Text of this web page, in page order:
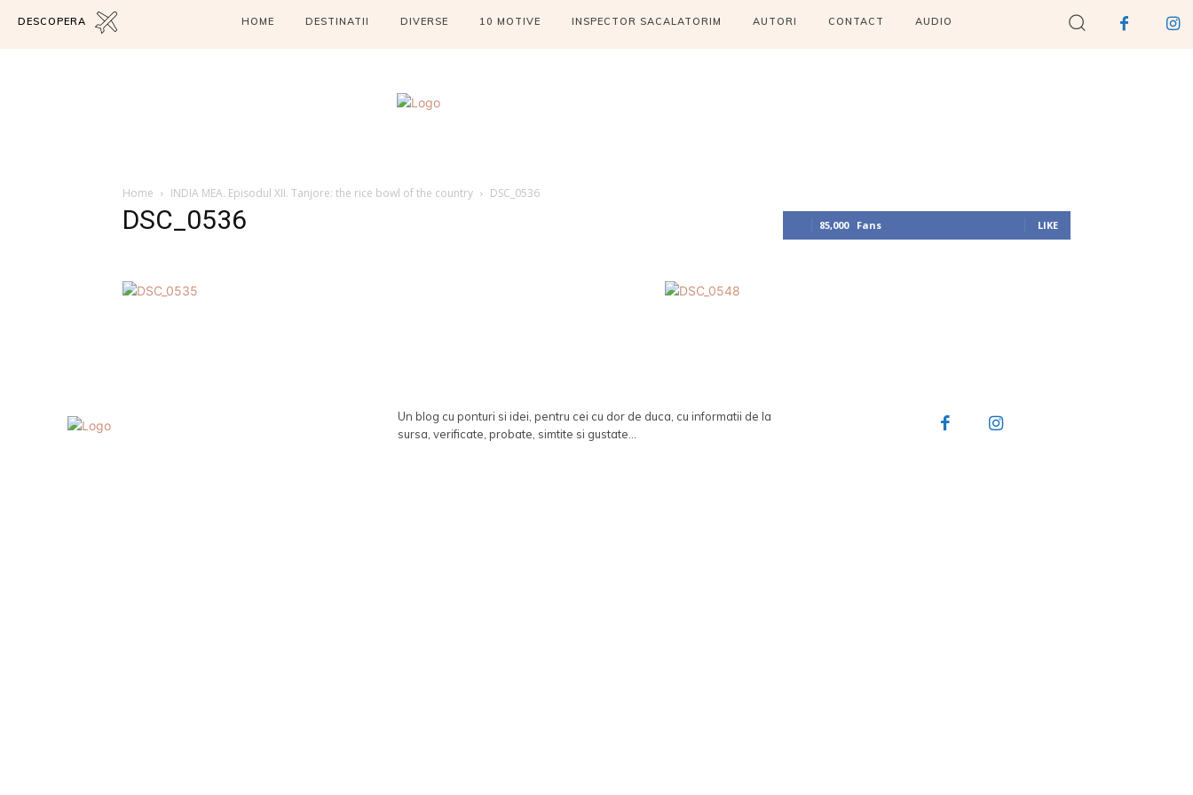
DESCOPERA HOME DESTINATII DIVERSE 10 MOTIVE INSPECTOR SACALATORIM AUTORI CONTACT AUDIO
Home INDIA MEA. Episodul XII. Tanjore: the rice bowl of the country DSC_0536
DSC_0536 85,000 Fans LIKE
Un blog cu ponturi si idei, pentru cei cu dor de duca, cu informatii de la
sursa, verificate, probate, simtite si gustate...